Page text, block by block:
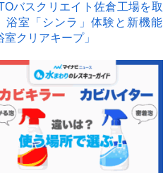
バスクリエイト佐倉工場を取
浴室「シンラ」体験と新機能
室クリアキープ」